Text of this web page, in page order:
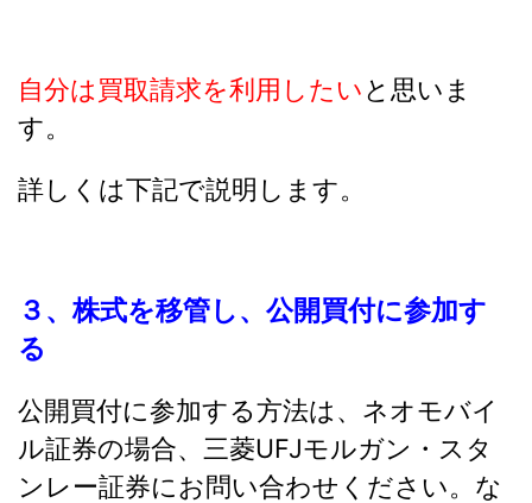
自分は買取請求を利用したいと思いま
す。
詳しくは下記で説明します。
３、株式を移管し、公開買付に参加す
る
公開買付に参加する方法は、ネオモバイ
ル証券の場合、三菱UFJモルガン・スタ
ンレー証券にお問い合わせください。な